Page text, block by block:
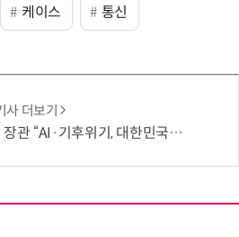
케이스 통신
사 더보기
후위기, 대한민국이 함께 해결할 첫 국가 될 것”